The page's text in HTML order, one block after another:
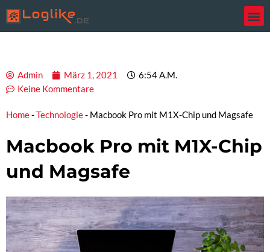
Inhalt
springen
Admin März 1, 2021
6:54 A.m.
Keine Kommentare
Home-Technologie- Macbook Pro mit M1X-Chip und Magsafe
Macbook Pro mit M1X-Chip
und Magsafe